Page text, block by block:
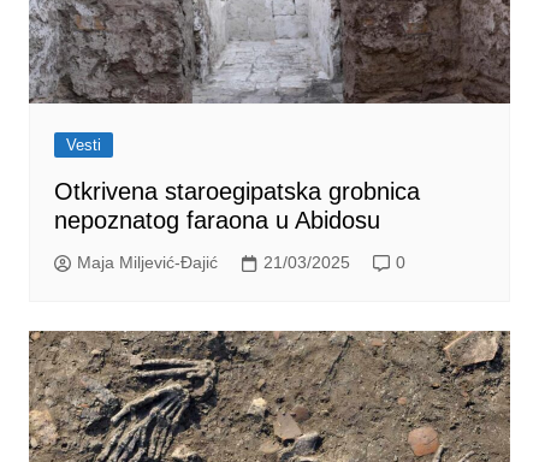
Vesti
Otkrivena staroegipatska grobnica
nepoznatog faraona u Abidosu
Maja Miljević-Đajić 21/03/2025 0